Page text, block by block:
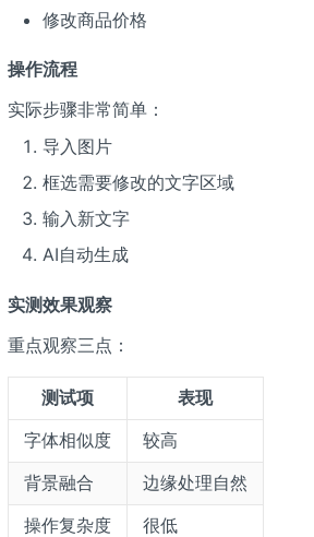
修改商品价格
操作流程
实际步骤非常简单：
导入图片
框选需要修改的文字区域
输入新文字
AI自动生成
实测效果观察
重点观察三点：
测试项
表现
字体相似度
较高
背景融合
边缘处理自然
操作复杂度
很低